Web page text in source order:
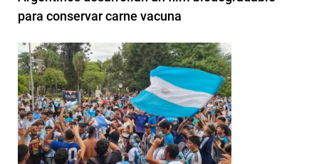
para conservar carne vacuna